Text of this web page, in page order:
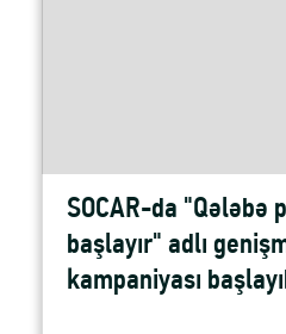
SOCAR-da "Qələbə
başlayır" adlı
kampaniyası